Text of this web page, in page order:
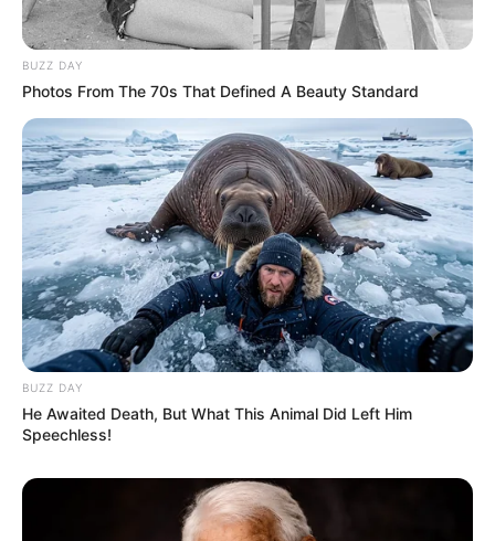
źródło: zdj. Disney / Kino Świat
OBSERWUJ NAS W GOOGLE NEWS, BY BYĆ NA
BIEŻĄCO!
BUZZ DAY
Photos From The 70s That Defined A Beauty Standard
BUZZ DAY
He Awaited Death, But What This Animal Did Left Him
Speechless!